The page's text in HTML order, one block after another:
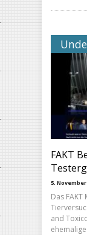
FAKT
5. November
Das
and